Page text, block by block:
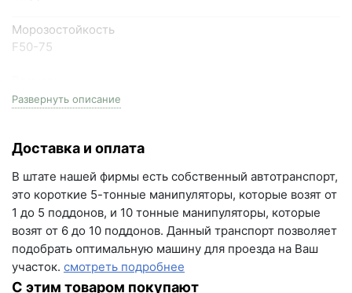
пн-пт с 9:00 до 18:00, сб с 10:00 до 16:00
+7 (846) 215-18-18
Написать в Telegram
Написать на почту
г.Самара, ул. Садовая, дом 199, помещение Н8
(вывеска "Мир кирпича")
пн-пт с 9:00 до 18:00
Морозостойкость
F50-75
одинарный, (1НФ), 250мм длина * 120мм ширина *
Фактор НФ
Вес
2.55-2.7 кг
На поддоне
480 шт
Развернуть описание
Доставка и оплата
В штате нашей фирмы есть собственный автотранспорт,
это короткие 5-тонные манипуляторы, которые возят от
1 до 5 поддонов, и 10 тонные манипуляторы, которые
возят от 6 до 10 поддонов. Данный транспорт позволяет
подобрать оптимальную машину для проезда на Ваш
участок. смотреть подробнее
С этим товаром покупают